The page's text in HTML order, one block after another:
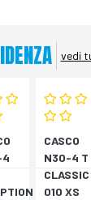
vedi
4
CASCO
N30-4 T
CLASSIC
010 XS